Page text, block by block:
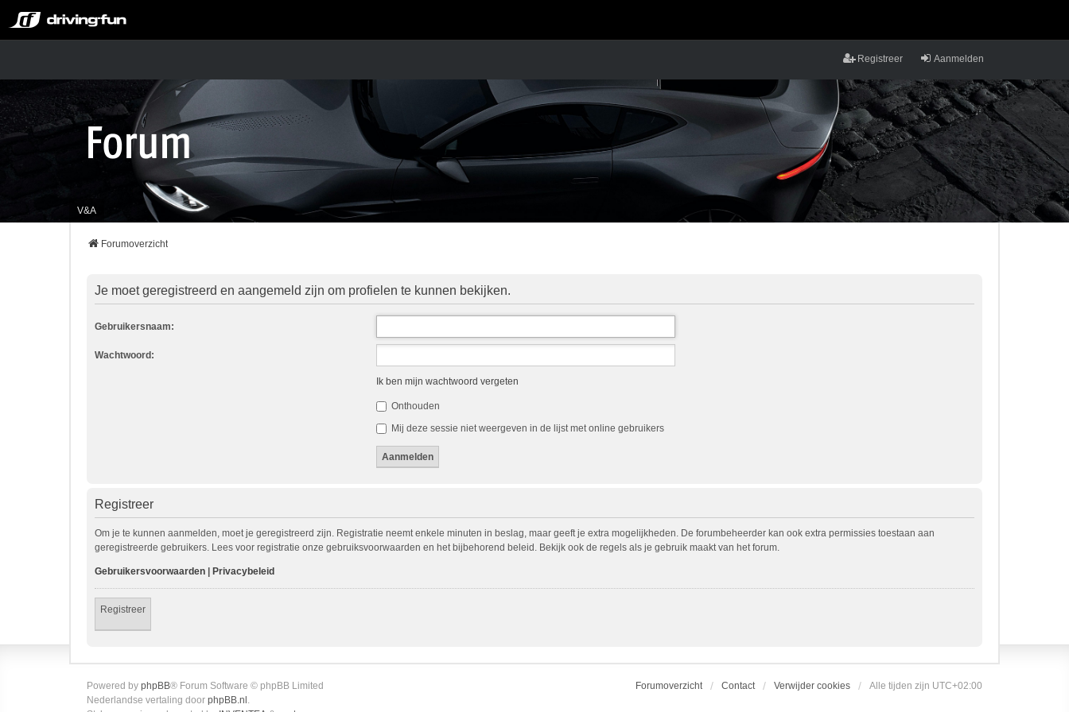
Aanmelden
Registreer
V&A
Forumoverzicht
Je moet geregistreerd en aangemeld zijn om profielen te kunnen bekijken.
Gebruikersnaam:
Wachtwoord:
Ik ben mijn wachtwoord vergeten
Onthouden
Mij deze sessie niet weergeven in de lijst met online gebruikers
Registreer
Om je te kunnen aanmelden, moet je geregistreerd zijn. Registratie neemt enkele minuten in beslag, maar geeft je extra mogelijkheden. De forumbeheerder kan ook extra permissies toestaan aan
geregistreerde gebruikers. Lees voor registratie onze gebruiksvoorwaarden en het bijbehorend beleid. Bekijk ook de regels als je gebruik maakt van het forum.
Gebruikersvoorwaarden Privacybeleid
Registreer
Forumoverzicht Contact Verwijder cookies Alle tijden zijn UTC+02:00
Powered by phpBB® Forum Software © phpBB Limited
Nederlandse vertaling door phpBB.nl .